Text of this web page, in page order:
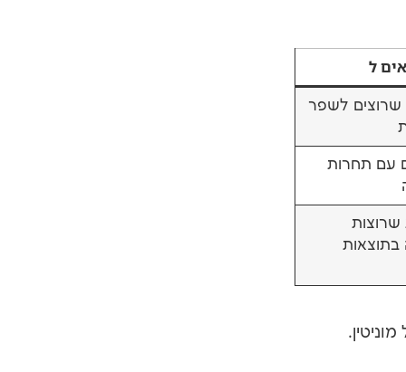
ל
שרוצים לשפר
עם תחרות
שרוצות